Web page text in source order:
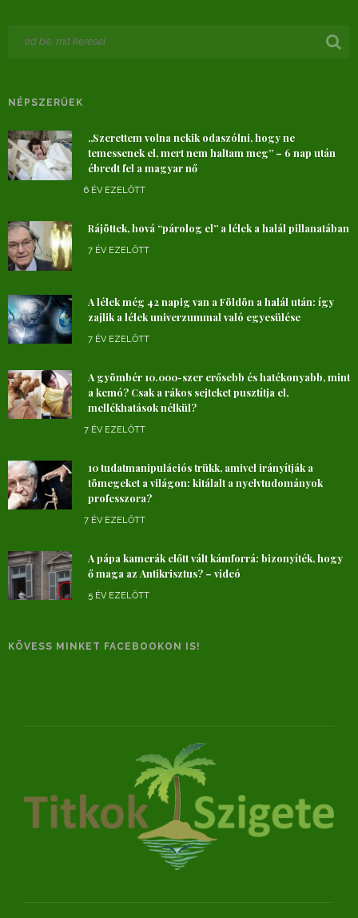
NÉPSZERŰEK
„Szerettem volna nekik odaszólni, hogy ne
temessenek el, mert nem haltam meg” – 6 nap után
ébredt fel a magyar nő
6 ÉV EZELŐTT
Rájöttek, hová “párolog el” a lélek a halál pillanatában
7 ÉV EZELŐTT
A lélek még 42 napig van a Földön a halál után: így
zajlik a lélek univerzummal való egyesülése
7 ÉV EZELŐTT
A gyömbér 10.000-szer erősebb és hatékonyabb, mint
a kemó? Csak a rákos sejteket pusztítja el,
mellékhatások nélkül?
7 ÉV EZELŐTT
10 tudatmanipulációs trükk, amivel irányítják a
tömegeket a világon: kitálalt a nyelvtudományok
professzora?
7 ÉV EZELŐTT
A pápa kamerák előtt vált kámforrá: bizonyíték, hogy
ő maga az Antikrisztus? – videó
5 ÉV EZELŐTT
KÖVESS MINKET FACEBOOKON IS!